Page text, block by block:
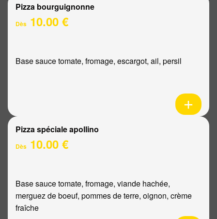
Pizza bourguignonne
Dès 10.00 €
Base sauce tomate, fromage, escargot, ail, persil
Pizza spéciale apollino
Dès 10.00 €
Base sauce tomate, fromage, viande hachée,
merguez de boeuf, pommes de terre, oignon, crème
fraîche